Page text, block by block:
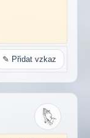
✎ Přidat vzkaz